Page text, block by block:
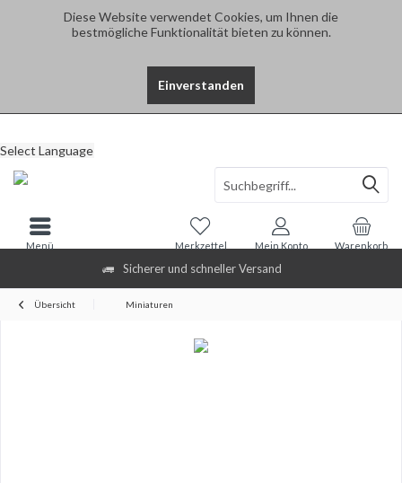
Diese Website verwendet Cookies, um Ihnen die
bestmögliche Funktionalität bieten zu können.
Einverstanden
Sicherer und schneller Versand
Select Language
Warenkorb
Merkzettel Mein Konto
Menü
Übersicht Miniaturen